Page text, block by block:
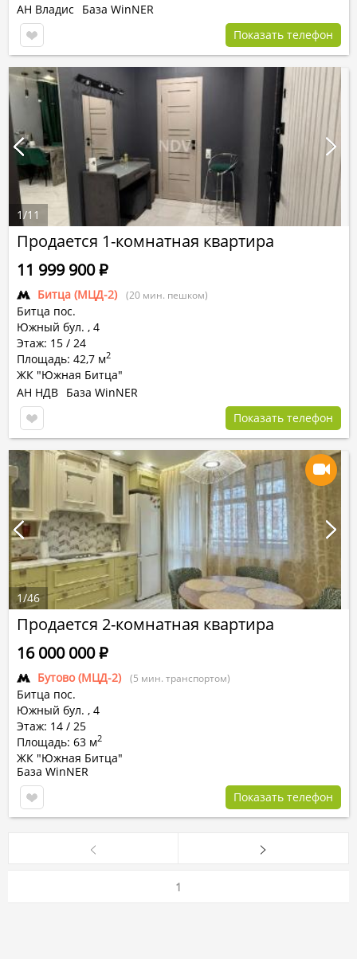
АН Владис
База WinNER
Показать телефон
Продается 1-комнатная квартира
Битца (МЦД-2) (20 мин. пешком)
Битца пос.
Южный бул. , 4
Этаж: 15 / 24
Площадь: 42,7 м2
ЖК "Южная Битца"
11 999 900Р
АН НДВ База WinNER
Показать телефон
1/11
Продается 2-комнатная квартира
Бутово (МЦД-2) (5 мин. транспортом)
Битца пос.
Южный бул. , 4
Этаж: 14 / 25
Площадь: 63 м2
ЖК "Южная Битца"
16 000 000Р
База WinNER
Показать телефон
1/46
1